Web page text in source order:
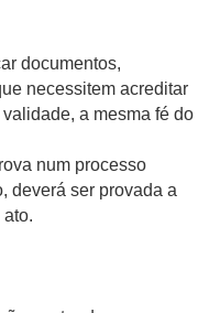
documentos,
necessitem acreditar
a mesma fé do
num processo
deverá ser provada a